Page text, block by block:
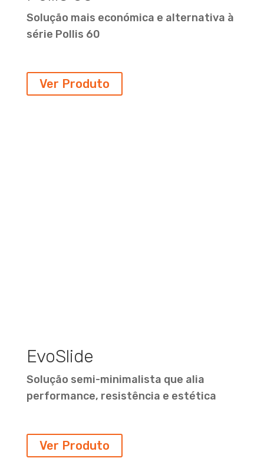
Solução mais económica e alternativa à
série Pollis 60
Ver Produto
EvoSlide
Solução semi-minimalista que alia
performance, resistência e estética
Ver Produto